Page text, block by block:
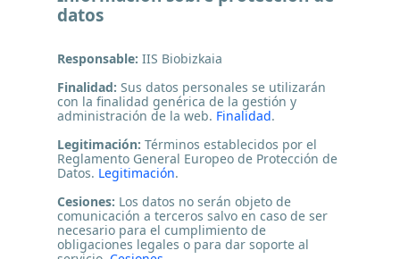
datos
Responsable: IIS Biobizkaia
Finalidad: Sus datos personales se utilizarán
con la finalidad genérica de la gestión y
administración de la web. Finalidad.
Legitimación: Términos establecidos por el
Reglamento General Europeo de Protección de
Datos. Legitimación.
Cesiones: Los datos no serán objeto de
comunicación a terceros salvo en caso de ser
necesario para el cumplimiento de
obligaciones legales o para dar soporte al